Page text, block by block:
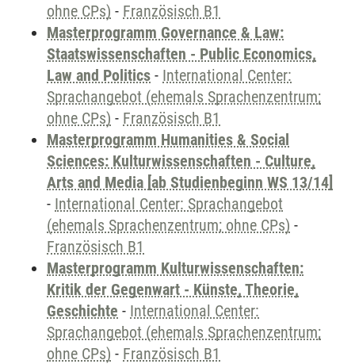
ohne CPs) - Französisch B1
Masterprogramm Governance & Law:
Staatswissenschaften - Public Economics,
Law and Politics - International Center:
Sprachangebot (ehemals Sprachenzentrum;
ohne CPs) - Französisch B1
Masterprogramm Humanities & Social
Sciences: Kulturwissenschaften - Culture,
Arts and Media [ab Studienbeginn WS 13/14]
- International Center: Sprachangebot
(ehemals Sprachenzentrum; ohne CPs) -
Französisch B1
Masterprogramm Kulturwissenschaften:
Kritik der Gegenwart - Künste, Theorie,
Geschichte - International Center:
Sprachangebot (ehemals Sprachenzentrum;
ohne CPs) - Französisch B1